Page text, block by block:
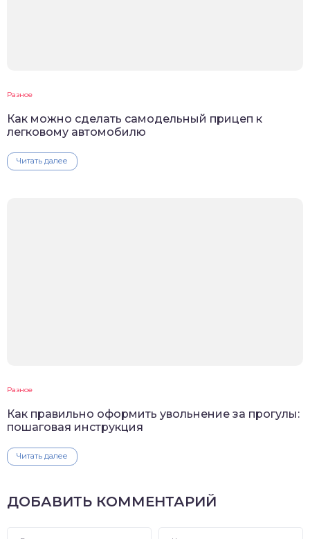
Разное
Как можно сделать самодельный прицеп к
легковому автомобилю
Читать далее
Разное
Как правильно оформить увольнение за прогулы:
пошаговая инструкция
Читать далее
ДОБАВИТЬ КОММЕНТАРИЙ